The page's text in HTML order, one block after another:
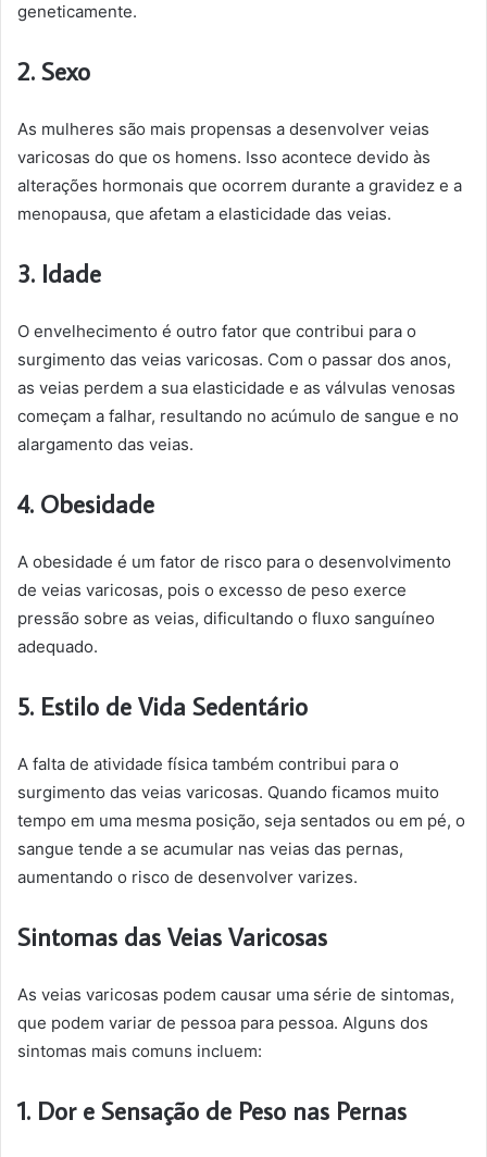
geneticamente.
2. Sexo
As mulheres são mais propensas a desenvolver veias
varicosas do que os homens. Isso acontece devido às
alterações hormonais que ocorrem durante a gravidez e a
menopausa, que afetam a elasticidade das veias.
3. Idade
O envelhecimento é outro fator que contribui para o
surgimento das veias varicosas. Com o passar dos anos,
as veias perdem a sua elasticidade e as válvulas venosas
começam a falhar, resultando no acúmulo de sangue e no
alargamento das veias.
4. Obesidade
A obesidade é um fator de risco para o desenvolvimento
de veias varicosas, pois o excesso de peso exerce
pressão sobre as veias, dificultando o fluxo sanguíneo
adequado.
5. Estilo de Vida Sedentário
A falta de atividade física também contribui para o
surgimento das veias varicosas. Quando ficamos muito
tempo em uma mesma posição, seja sentados ou em pé, o
sangue tende a se acumular nas veias das pernas,
aumentando o risco de desenvolver varizes.
Sintomas das Veias Varicosas
As veias varicosas podem causar uma série de sintomas,
que podem variar de pessoa para pessoa. Alguns dos
sintomas mais comuns incluem:
1. Dor e Sensação de Peso nas Pernas